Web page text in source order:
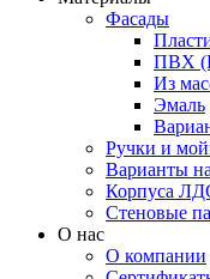
Фасады
ПВХ
Из
Эмаль
Ручки и
Варианты
Корпуса
Стеновые
О нас
О компании